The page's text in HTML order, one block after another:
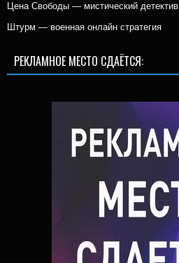
Цена Свободы — мистический детектив
Штурм — военная онлайн стратегия
РЕКЛАМНОЕ МЕСТО СДАЁТСЯ: